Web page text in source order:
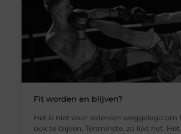
Fit worden en blijven?
Het is niet voor iedereen weggelegd om
ook te blijven. Tenminste, zo lijkt het.